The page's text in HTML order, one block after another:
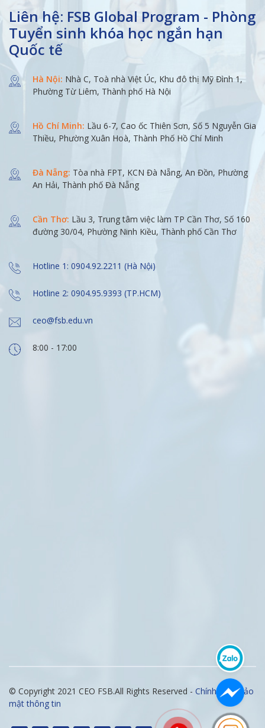
Liên hệ: FSB Global Program - Phòng
Tuyển sinh khóa học ngắn hạn
Quốc tế
Hà Nội: Nhà C, Toà nhà Việt Úc, Khu đô thị Mỹ Đình 1,
Phường Từ Liêm, Thành phố Hà Nội
Hồ Chí Minh: Lầu 6-7, Cao ốc Thiên Sơn, Số 5 Nguyễn Gia
Thiều, Phường Xuân Hoà, Thành Phố Hồ Chí Minh
Đà Nẵng: Tòa nhà FPT, KCN Đà Nẵng, An Đồn, Phường
An Hải, Thành phố Đà Nẵng
Cần Thơ: Lầu 3, Trung tâm việc làm TP Cần Thơ, Số 160
đường 30/04, Phường Ninh Kiều, Thành phố Cần Thơ
Hotline 1: 0904.92.2211 (Hà Nội)
Hotline 2: 0904.95.9393 (TP.HCM)
ceo@fsb.edu.vn
8:00 - 17:00
© Copyright 2021 CEO FSB.All Rights Reserved - Chính sách bảo
mật thông tin